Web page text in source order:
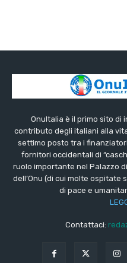
OnuItalia è il primo sito di
contributo degli italiani alla
settimo posto tra i
fornitori occidentali di
ruolo importante nel Palazzo
dell’Onu (di cui molte ospitate
di pace e
Contattaci: